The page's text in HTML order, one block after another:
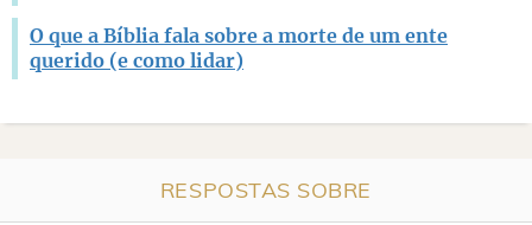
O que a Bíblia fala sobre a morte de um ente
querido (e como lidar)
RESPOSTAS SOBRE